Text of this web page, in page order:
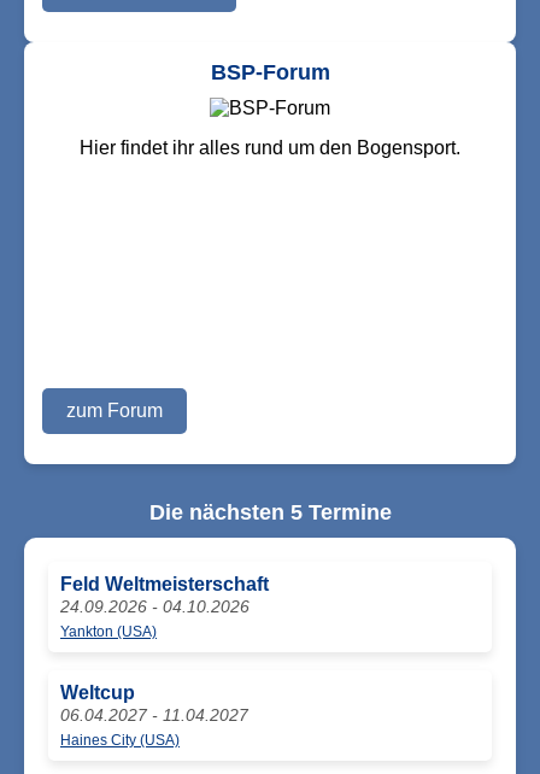
BSP-Forum
Hier findet ihr alles rund um den Bogensport.
zum Forum
Die nächsten 5 Termine
Feld Weltmeisterschaft
24.09.2026 - 04.10.2026
Yankton (USA)
Weltcup
06.04.2027 - 11.04.2027
Haines City (USA)